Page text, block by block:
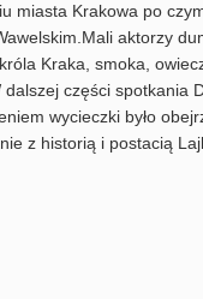
miasta Krakowa po
aktorzy
Kraka, smoka,
dalszej części spotkania
wycieczki było
z historią i postacią